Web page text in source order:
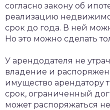
согласно закону об
реализацию
срок до года. В ней
Но это можно сделать
У арендодателя не
владение и
имущество арендатору
срок, ограниченный
может распоряжаться